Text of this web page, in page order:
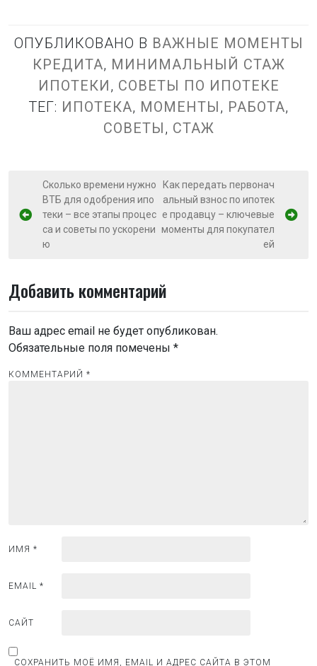
ОПУБЛИКОВАНО В ВАЖНЫЕ МОМЕНТЫ
КРЕДИТА, МИНИМАЛЬНЫЙ СТАЖ
ИПОТЕКИ, СОВЕТЫ ПО ИПОТЕКЕ
ТЕГ: ИПОТЕКА, МОМЕНТЫ, РАБОТА,
СОВЕТЫ, СТАЖ
а
в
а
и
я
п
м
Сколько времени нужно
ВТБ для одобрения ипо
теки – все этапы процес
са и советы по ускорени
ю
Как передать первонач
альный взнос по ипотек
е продавцу – ключевые
моменты для покупател
ей
Добавить комментарий
Ваш адрес email не будет опубликован.
Обязательные поля помечены *
КОММЕНТАРИЙ *
ИМЯ *
EMAIL *
САЙТ
СОХРАНИТЬ МОЁ ИМЯ, EMAIL И АДРЕС САЙТА В ЭТОМ